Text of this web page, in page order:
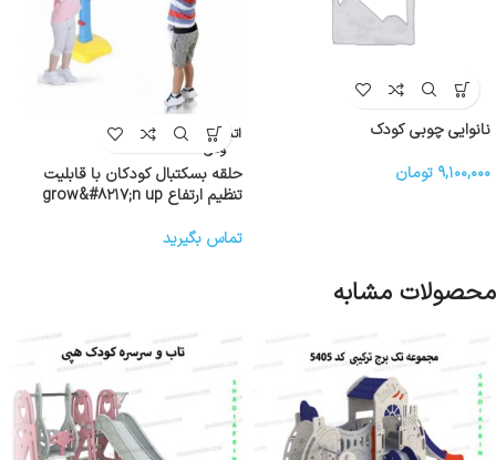
نانوایی چوبی کودک
۹,۱۰۰,۰۰۰ تومان
اتمام موج
ودی
حلقه بسکتبال کودکان با قابلیت
تنظیم ارتفاع grow&#۸۲۱۷;n up
تماس بگیرید
محصولات مشابه